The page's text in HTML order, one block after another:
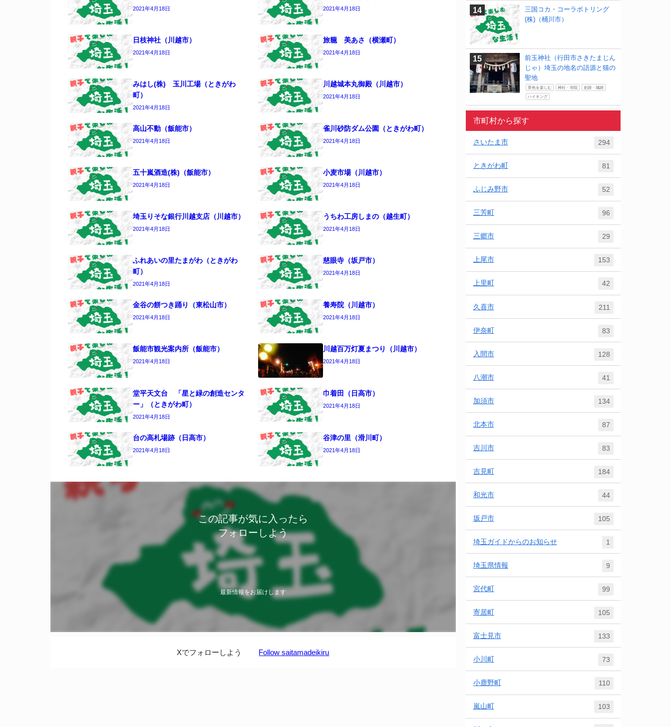
2021年4月18日 2021年4月18日
日枝神社（川越市）
2021年4月18日
旅籠 美あさ（横瀬町）
2021年4月18日
みはし(株) 玉川工場（ときがわ
町）
2021年4月18日
川越城本丸御殿（川越市）
2021年4月18日
高山不動（飯能市）
2021年4月18日
雀川砂防ダム公園（ときがわ町）
2021年4月18日
五十嵐酒造(株)（飯能市）
2021年4月18日
小麦市場（川越市）
2021年4月18日
埼玉りそな銀行川越支店（川越市）
2021年4月18日
うちわ工房しまの（越生町）
2021年4月18日
ふれあいの里たまがわ（ときがわ
町）
2021年4月18日
慈眼寺（坂戸市）
2021年4月18日
金谷の餅つき踊り（東松山市）
2021年4月18日
養寿院（川越市）
2021年4月18日
飯能市観光案内所（飯能市）
2021年4月18日
川越百万灯夏まつり（川越市）
2021年4月18日
堂平天文台 「星と緑の創造センタ
ー」（ときがわ町）
2021年4月18日
巾着田（日高市）
2021年4月18日
台の高札場跡（日高市）
2021年4月18日
谷津の里（滑川町）
2021年4月18日
この記事が気に入ったら
フォローしよう
最新情報をお届けします
Xでフォローしよう Follow saitamadeikiru
三国コカ・コーラボトリング
(株)（桶川市）
前玉神社（行田市さきたまじん
じゃ）埼玉の地名の語源と猫の
聖地
景色を楽しむ 神社・寺院 史跡・城跡
ハイキング
市町村から探す
さいたま市 294
ときがわ町 81
ふじみ野市 52
三芳町 96
三郷市 29
上尾市 153
上里町 42
久喜市 211
伊奈町 83
入間市 128
八潮市 41
加須市 134
北本市 87
吉川市 83
吉見町 184
和光市 44
坂戸市 105
埼玉ガイドからのお知らせ 1
埼玉県情報 9
宮代町 99
寄居町 105
富士見市 133
小川町 73
小鹿野町 110
嵐山町 103